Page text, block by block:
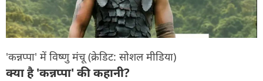
'कन्नप्पा' में विष्णु मंचू (क्रेडिट: सोशल मीडिया)
क्या है 'कन्नप्पा' की कहानी?